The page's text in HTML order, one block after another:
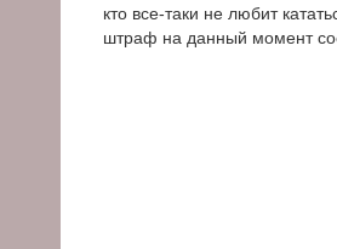
кто все-таки не любит
штраф на данный момент